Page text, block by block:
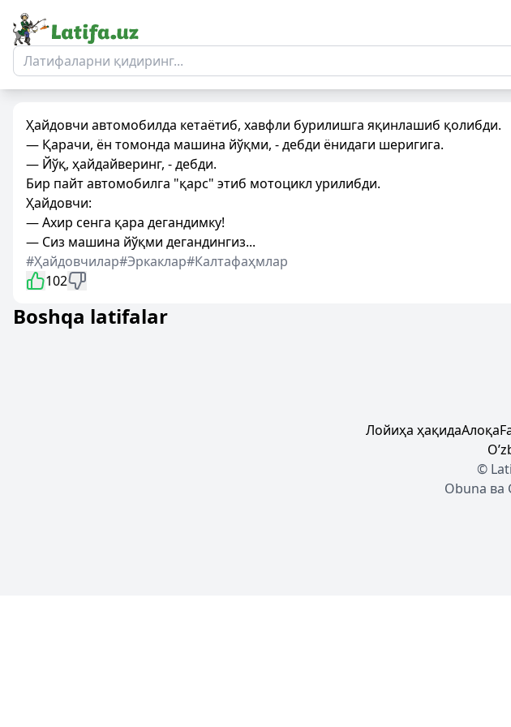
Ҳайдовчи автомобилда кетаётиб, хавфли бурилишга яқинлашиб қолибди.
— Қарачи, ён томонда машина йўқми, - дебди ёнидаги шеригига.
— Йўқ, ҳайдайверинг, - дебди.
Бир пайт автомобилга "қарс" этиб мотоцикл урилибди.
Ҳайдовчи:
— Ахир сенга қара дегандимку!
— Сиз машина йўқми дегандингиз...
#Ҳайдовчилар#Эркаклар#Калтафаҳмлар
102
Boshqa latifalar
Лойиҳа ҳақидаАлоқа
©
Obuna ва